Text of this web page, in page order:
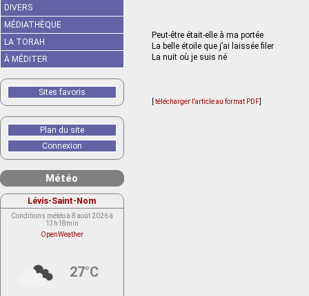
Peut-être était-elle à ma portée
La belle étoile que j’ai laissée filer
La nuit où je suis né
télécharger l'article au format PDF
DIVERS
MÉDIATHÈQUE
LA TORAH
À MÉDITER
Sites favoris
Plan du site
Connexion
Météo
Lévis-Saint-Nom
Conditions météo à 8 août 2026 à
13h18min
OpenWeather
27°C